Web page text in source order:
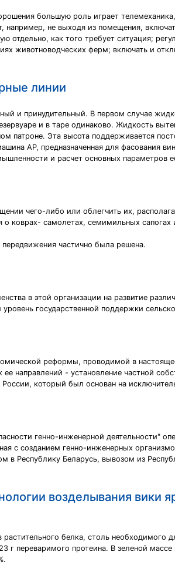
большую роль играет
не выходя из помещения,
отдельно, как того требует ситуация;
животноводческих ферм; включать и
линии
и принудительный. В первом случае
и в таре одинаково. Жидкость
патроне. Эта высота поддерживается
АР, предназначенная для фасования
и расчет основных параметров
чего-либо или облегчить их,
коврах- самолетах, семимильных
частично была решена.
в этой организации на развитие
государственной поддержки
реформы, проводимой в
направлений - установление частной
который был основан на
генно-инженерной деятельности"
с созданием генно-инженерных
в Республику Беларусь, вывозом из
возделывания вики
белка, столь необходимого
переваримого протеина. В зеленой